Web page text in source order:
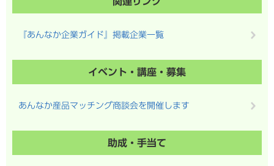
『あんなか企業ガイド』掲載企業一覧
イベント・講座・募集
あんなか産品マッチング商談会を開催します
助成・手当て